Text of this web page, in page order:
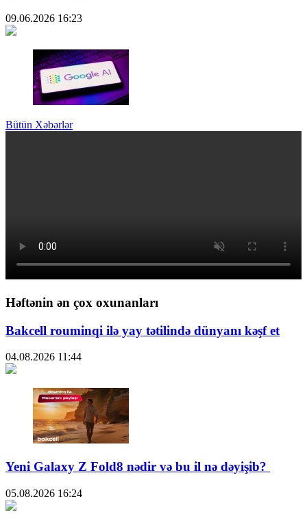
09.06.2026 16:23
Bütün Xəbərlər
Həftənin ən çox oxunanları
Bakcell rouminqi ilə yay tətilində dünyanı kəşf et
04.08.2026 11:44
Yeni Galaxy Z Fold8 nədir və bu il nə dəyişib?
05.08.2026 16:24